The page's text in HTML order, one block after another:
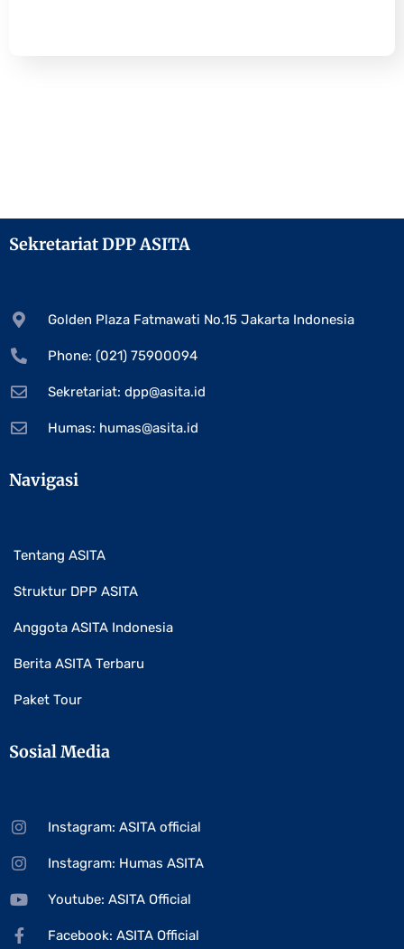
Sekretariat DPP ASITA
Golden Plaza Fatmawati No.15 Jakarta Indonesia
Phone: (021) 75900094
Sekretariat: dpp@asita.id
Humas: humas@asita.id
Navigasi
Tentang ASITA
Struktur DPP ASITA
Anggota ASITA Indonesia
Berita ASITA Terbaru
Paket Tour
Sosial Media
Instagram: ASITA official
Instagram: Humas ASITA
Youtube: ASITA Official
Facebook: ASITA Official